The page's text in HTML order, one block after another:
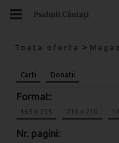
Toata oferta >
Carti Donatii
Format:
165 x 235 210 x 210
Nr. pagini: